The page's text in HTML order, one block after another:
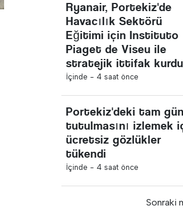
Ryanair, Portekiz'de
Havacılık Sektörü
Eğitimi için Instituto
Piaget de Viseu ile
stratejik ittifak kurdu
İçinde - 4 saat önce
Portekiz'deki tam
tutulmasını izlemek
ücretsiz gözlükler
tükendi
İçinde - 4 saat önce
Sonraki